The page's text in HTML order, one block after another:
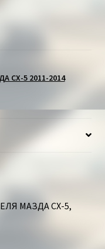
СХ-5 2011-2014
МАЗДА СХ-5,